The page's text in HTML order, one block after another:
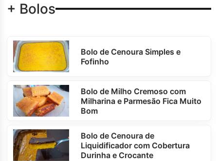
+ Bolos
Bolo de Cenoura Simples e
Fofinho
Bolo de Milho Cremoso com
Milharina e Parmesão Fica Muito
Bom
Bolo de Cenoura de
Liquidificador com Cobertura
Durinha e Crocante